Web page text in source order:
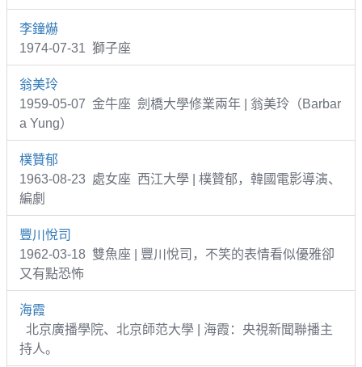
李鐘爀
1974-07-31 獅子座
翁美玲
1959-05-07 金牛座 劍橋大學修業兩年 | 翁美玲（Barbar
a Yung）
樸贊郁
1963-08-23 處女座 西江大學 | 樸贊郁，韓國電影導演、
編劇
豐川悅司
1962-03-18 雙魚座 | 豐川悅司，不笑的表情看似優雅卻
又有點恐怖
海霞
北京廣播學院、北京師范大學 | 海霞：央視新聞聯播主
持人。